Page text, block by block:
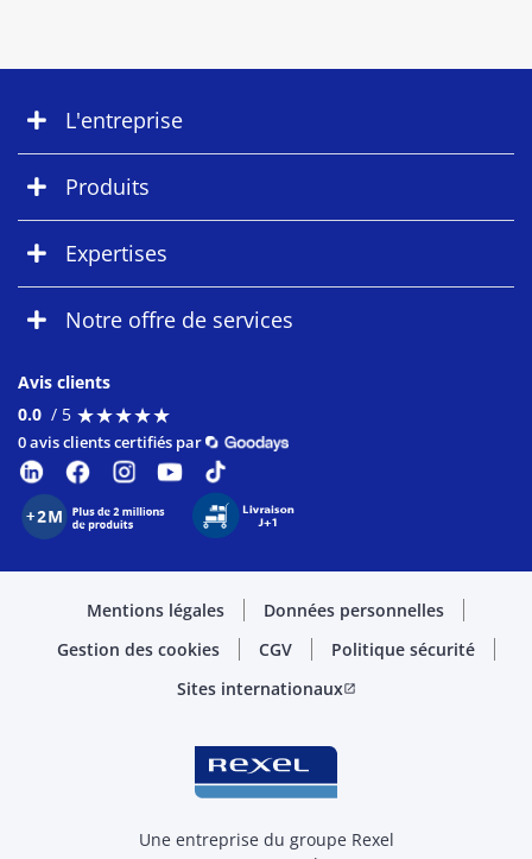
L'entreprise
Produits
Expertises
Notre offre de services
Avis clients
0.0 / 5 ★★★★★
★★★★★
0 avis clients certifiés par
Mentions légales
Données personnelles
Gestion des cookies
CGV
Politique sécurité
Sites internationauxopen_in_new
Une entreprise du groupe Rexel